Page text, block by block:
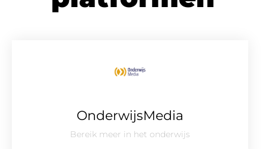
OnderwijsMedia
Bereik meer in het onderwijs